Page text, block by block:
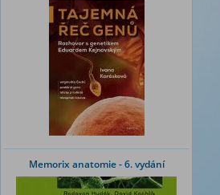
Memorix anatomie - 6. vydání